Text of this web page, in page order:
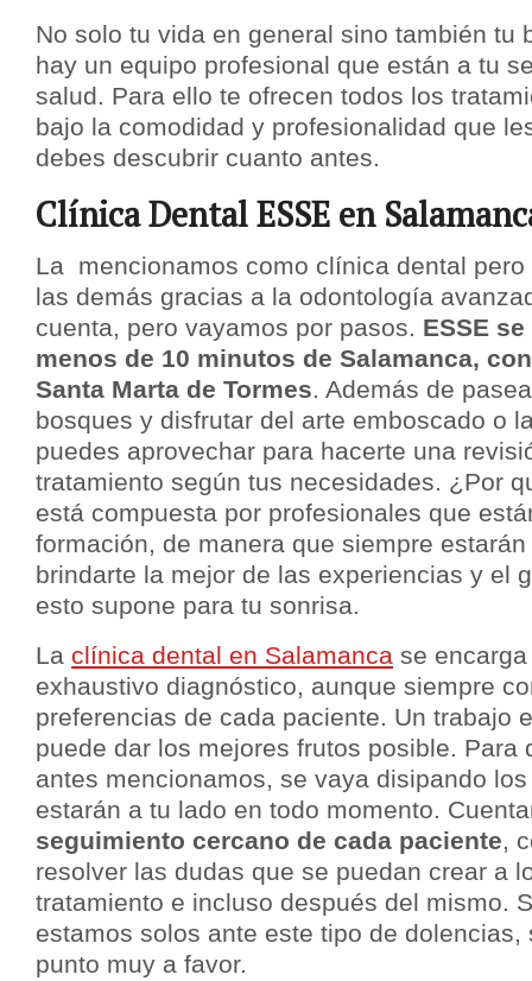
No solo tu vida en general sino también tu
hay un equipo profesional que están a tu
salud. Para ello te ofrecen todos los
bajo la comodidad y profesionalidad que
debes descubrir cuanto antes.
Clínica Dental ESSE en
La mencionamos como clínica dental
las demás gracias a la odontología
cuenta, pero vayamos por pasos. ESSE
menos de 10 minutos de Salamanca,
Santa Marta de Tormes. Además de
bosques y disfrutar del arte emboscado o
puedes aprovechar para hacerte una
tratamiento según tus necesidades. ¿Por
está compuesta por profesionales que
formación, de manera que siempre
brindarte la mejor de las experiencias y el
esto supone para tu sonrisa.
La clínica dental en Salamanca se
exhaustivo diagnóstico, aunque siempre
preferencias de cada paciente. Un trabajo
puede dar los mejores frutos posible. Para
antes mencionamos, se vaya disipando
estarán a tu lado en todo momento.
seguimiento cercano de cada paciente,
resolver las dudas que se puedan crear a
tratamiento e incluso después del mismo.
estamos solos ante este tipo de dolencias,
punto muy a favor.